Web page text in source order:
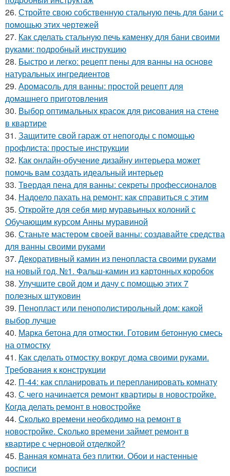
26. Стройте свою собственную стальную печь для бани с
помощью этих чертежей
27. Как сделать стальную печь каменку для бани своими
руками: подробный инструкцию
28. Быстро и легко: рецепт пены для ванны на основе
натуральных ингредиентов
29. Аромасоль для ванны: простой рецепт для
домашнего приготовления
30. Выбор оптимальных красок для рисования на стене
в квартире
31. Защитите свой гараж от непогоды с помощью
профлиста: простые инструкции
32. Как онлайн-обучение дизайну интерьера может
помочь вам создать идеальный интерьер
33. Твердая пена для ванны: секреты профессионалов
34. Надоело пахать на ремонт: как справиться с этим
35. Откройте для себя мир муравьиных колоний с
Обучающим курсом Анны муравиной
36. Станьте мастером своей ванны: создавайте средства
для ванны своими руками
37. Декоративный камин из пенопласта своими руками
на новый год. №1. Фальш-камин из картонных коробок
38. Улучшите свой дом и дачу с помощью этих 7
полезных штуковин
39. Пенопласт или пенополистирольный дом: какой
выбор лучше
40. Марка бетона для отмостки. Готовим бетонную смесь
на отмостку
41. Как сделать отмостку вокруг дома своими руками.
Требования к конструкции
42. П-44: как спланировать и перепланировать комнату
43. С чего начинается ремонт квартиры в новостройке.
Когда делать ремонт в новостройке
44. Сколько времени необходимо на ремонт в
новостройке. Сколько времени займет ремонт в
квартире с черновой отделкой?
45. Ванная комната без плитки. Обои и настенные
росписи